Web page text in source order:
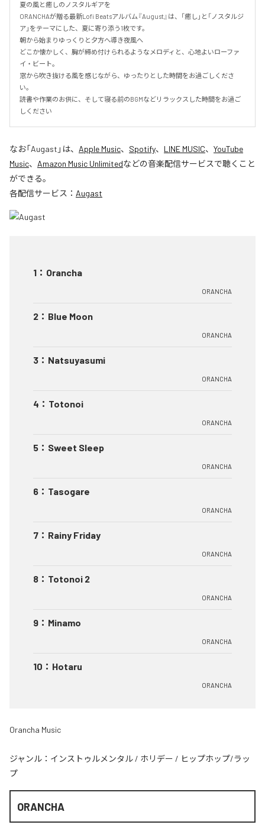
夏の風と癒しのノスタルギアを
ORANCHAが贈る最新Lofi Beatsアルバム『August』は、「癒し」と「ノスタルジ
ア」をテーマにした、夏に寄り添う1枚です。
朝から始まりゆっくりと夕方へ導き夜風へ
どこか懐かしく、胸が締め付けられるようなメロディと、心地よいローファ
イ・ビート。
窓から吹き抜ける風を感じながら、ゆったりとした時間をお過ごしくださ
い。
読書や作業のお供に、そして寝る前のBGMなどリラックスした時間をお過ご
しください
なお「Augast 」は、 Apple Music、 Spotify、 LINE MUSIC、 YouTube
Music、 Amazon Music Unlimitedなどの音楽配信サービスで聴くこと
ができる。
各配信サービス： Augast
1 ： Orancha
ORANCHA
2 ： Blue Moon
ORANCHA
3 ： Natsuyasumi
ORANCHA
4 ： Totonoi
ORANCHA
5 ： Sweet Sleep
ORANCHA
6 ： Tasogare
ORANCHA
7 ： Rainy Friday
ORANCHA
8 ： Totonoi 2
ORANCHA
9 ： Minamo
ORANCHA
10 ： Hotaru
ORANCHA
Orancha Music
ジャンル： インストゥルメンタル / ホリデー / ヒップホップ/ラッ
プ
ORANCHA